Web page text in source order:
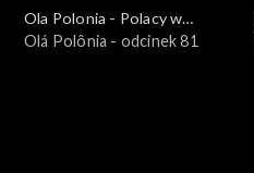
Ola Polonia - Polacy w
Brazylii i Ameryce
Olá Polônia - odcinek 81